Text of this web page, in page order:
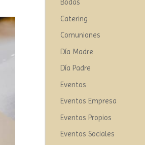
Bodas
Catering
Comuniones
Día Madre
Día Padre
Eventos
Eventos Empresa
Eventos Propios
Eventos Sociales